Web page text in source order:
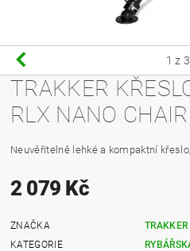
1 z 3
TRAKKER
RLX NANO CHAIR
Neuvěřitelně lehké a kompaktní
2 079 Kč
ZNAČKA
KATEGORIE